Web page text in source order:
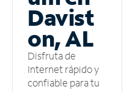
Davist
on, AL
Disfruta de
Internet rápido y
confiable para tu